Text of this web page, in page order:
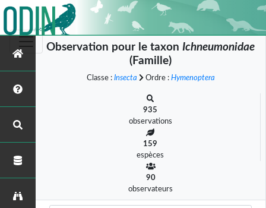
Observation pour le taxon Ichneumonidae
(Famille)
Classe : Insecta Ordre : Hymenoptera
935
observations
159
espèces
90
observateurs